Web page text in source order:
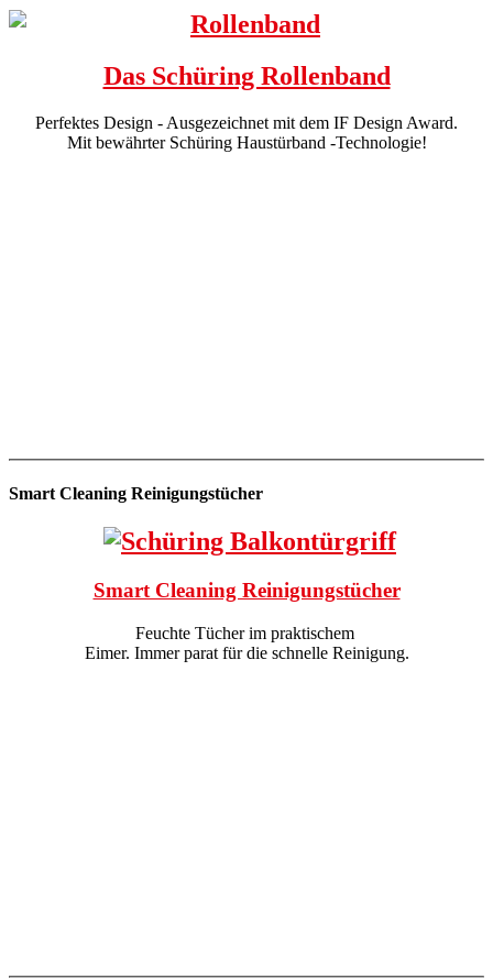
Das Schüring Rollenband
Perfektes Design - Ausgezeichnet mit dem IF Design Award.
Mit bewährter Schüring Haustürband -Technologie!
Smart Cleaning Reinigungstücher
Smart Cleaning Reinigungstücher
Feuchte Tücher im praktischem
Eimer. Immer parat für die schnelle Reinigung.